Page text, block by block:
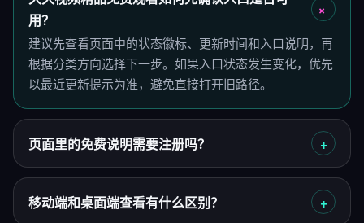
用？
建议先查看页面中的状态徽标、更新时间和入口说明，再
根据分类方向选择下一步。如果入口状态发生变化，优先
以最近更新提示为准，避免直接打开旧路径。
页面里的免费说明需要注册吗？
移动端和桌面端查看有什么区别？